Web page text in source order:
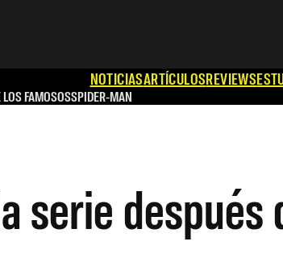
NOTICIASARTÍCULOSREVIEWS
FAMOSOSSPIDER-MAN
serie después